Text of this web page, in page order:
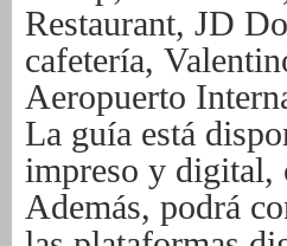
Restaurant, JD
cafetería,
Aeropuerto
La guía está
impreso y digital,
Además, podrá